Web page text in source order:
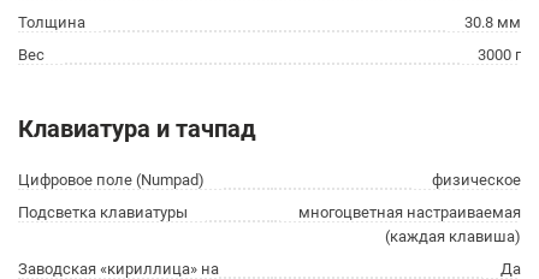
Толщина
30.8 мм
Вес
3000 г
Клавиатура и тачпад
Цифровое поле (Numpad)
физическое
Подсветка клавиатуры
многоцветная настраиваемая
(каждая клавиша)
Заводская «кириллица» на
Да